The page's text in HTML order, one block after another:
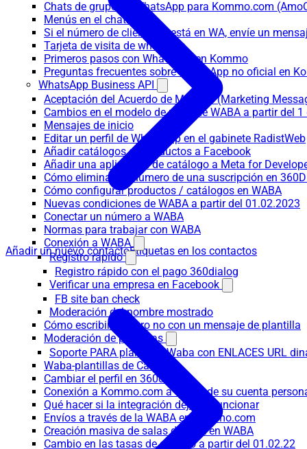
Chats de grupo en WhatsApp para Kommo.com
Menús en el chatbot
Si el número de cliente no está en WA, envíe un
Tarjeta de visita de whatsapp
Primeros pasos con WhatsApp en Kommo
Preguntas frecuentes sobre WhatsApp no oficial en
WhatsApp Business API
Aceptación del Acuerdo de MM Lite (Marketing
Cambios en el modelo de pago de WABA a partir del
Mensajes de inicio
Editar un perfil de WhatsApp en el gabinete RadistWeb
Añadir catálogos de productos a Facebook
Añadir una aplicación de catálogo a Meta for
Cómo eliminar un número de una suscripción en
Cómo configurar productos / catálogos en WABA
Nuevas condiciones de WABA a partir del 01.02.2023
Conectar un número a WABA
Normas para trabajar con WABA
Conexión a WABA
Registro rápido
Registro rápido con el pago 360dialog
Verificar una empresa en Facebook
FB site ban check
Moderación del nombre mostrado
Cómo escribir primero no con un mensaje de plantilla
Moderación de plantillas
Soporte PARA plantillas Waba con ENLACES URL
Waba-plantillas de Carrusel
Cambiar el perfil en 360dialog
Conexión a Kommo.com a través de su cuenta
Qué hacer si la integración deja de funcionar
Envíos a través de la WABA en Kommo.com
Creación masiva de salas de chat en WABA
Cambio en las tasas de diálogo a partir del 01.02.22
Añadir un nuevo contactoEtiquetas en los contactos